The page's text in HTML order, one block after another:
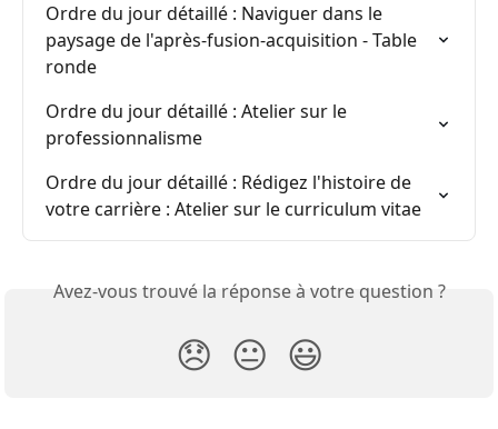
Ordre du jour détaillé : Naviguer dans le
paysage de l'après-fusion-acquisition - Table
ronde
Ordre du jour détaillé : Atelier sur le
professionnalisme
Ordre du jour détaillé : Rédigez l'histoire de
votre carrière : Atelier sur le curriculum vitae
Avez-vous trouvé la réponse à votre question ?
😞 😐 😃